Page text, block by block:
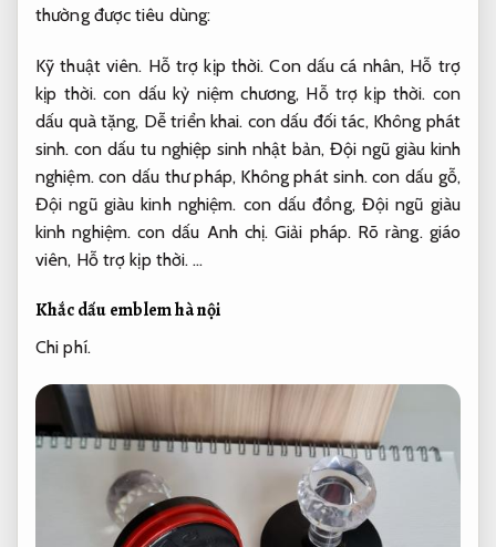
thường được tiêu dùng:
Kỹ thuật viên. Hỗ trợ kịp thời. Con dấu cá nhân, Hỗ trợ
kịp thời. con dấu kỷ niệm chương, Hỗ trợ kịp thời. con
dấu quà tặng, Dễ triển khai. con dấu đối tác, Không phát
sinh. con dấu tu nghiệp sinh nhật bản, Đội ngũ giàu kinh
nghiệm.con dấu thư pháp, Không phát sinh.con dấu gỗ,
Đội ngũ giàu kinh nghiệm. con dấu đồng, Đội ngũ giàu
kinh nghiệm. con dấu Anh chị.Giải pháp. Rõ ràng.giáo
viên, Hỗ trợ kịp thời. …
Khắc dấu emblem hà nội
Chi phí.